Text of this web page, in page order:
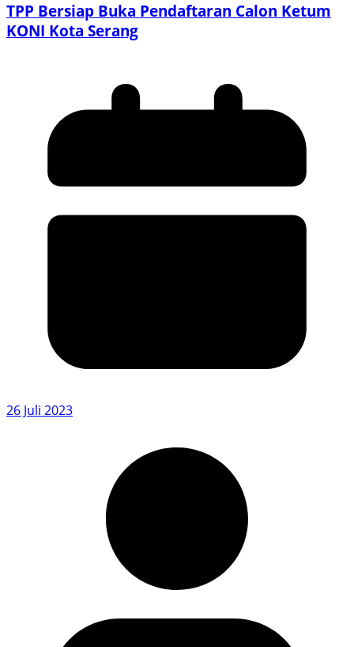
TPP Bersiap Buka Pendaftaran Calon Ketum
KONI Kota Serang
26 Juli 2023